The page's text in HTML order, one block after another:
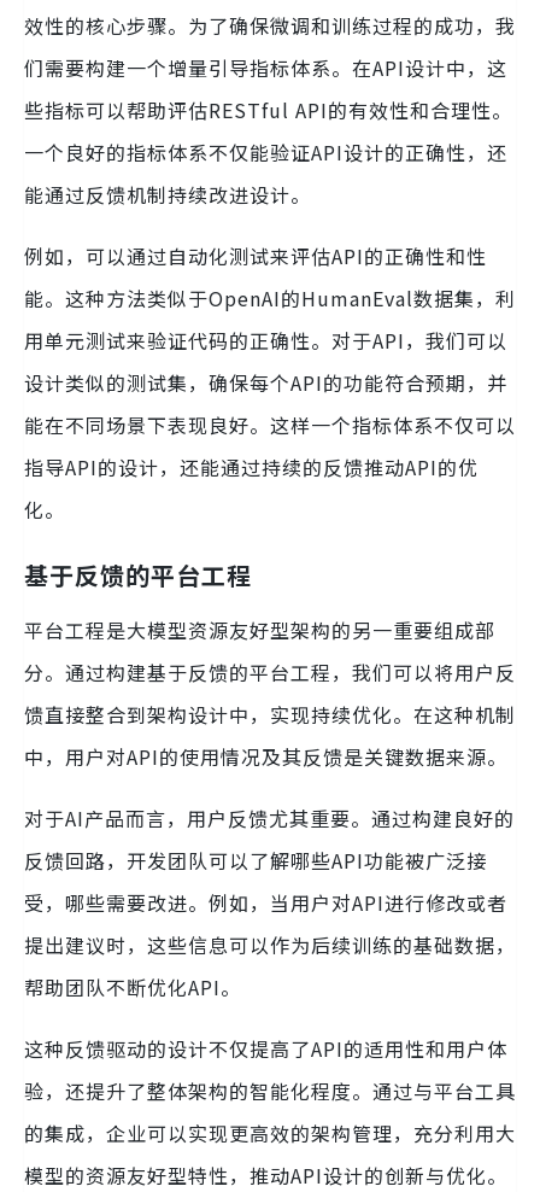
效性的核心步骤。为了确保微调和训练过程的成功，我
们需要构建一个增量引导指标体系。在API设计中，这
些指标可以帮助评估RESTful API的有效性和合理性。
一个良好的指标体系不仅能验证API设计的正确性，还
能通过反馈机制持续改进设计。
例如，可以通过自动化测试来评估API的正确性和性
能。这种方法类似于OpenAI的HumanEval数据集，利
用单元测试来验证代码的正确性。对于API，我们可以
设计类似的测试集，确保每个API的功能符合预期，并
能在不同场景下表现良好。这样一个指标体系不仅可以
指导API的设计，还能通过持续的反馈推动API的优
化。
基于反馈的平台工程
平台工程是大模型资源友好型架构的另一重要组成部
分。通过构建基于反馈的平台工程，我们可以将用户反
馈直接整合到架构设计中，实现持续优化。在这种机制
中，用户对API的使用情况及其反馈是关键数据来源。
对于AI产品而言，用户反馈尤其重要。通过构建良好的
反馈回路，开发团队可以了解哪些API功能被广泛接
受，哪些需要改进。例如，当用户对API进行修改或者
提出建议时，这些信息可以作为后续训练的基础数据，
帮助团队不断优化API。
这种反馈驱动的设计不仅提高了API的适用性和用户体
验，还提升了整体架构的智能化程度。通过与平台工具
的集成，企业可以实现更高效的架构管理，充分利用大
模型的资源友好型特性，推动API设计的创新与优化。